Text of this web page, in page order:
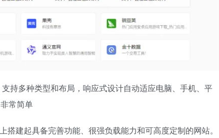
持多种类型和布局，响应式设计自动适应电脑、手机、平
常简单
建起具备完善功能、很强负载能力和可高度定制的网站。